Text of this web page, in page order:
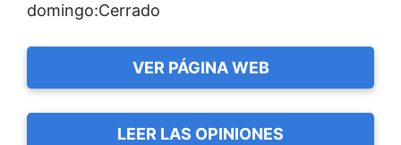
domingo:Cerrado
VER PÁGINA WEB
LEER LAS OPINIONES